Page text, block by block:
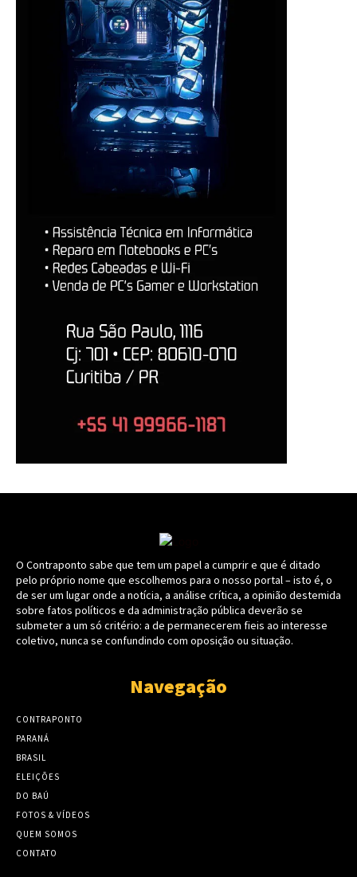
O Contraponto sabe que tem um papel a cumprir e que é ditado
pelo próprio nome que escolhemos para o nosso portal – isto é, o
de ser um lugar onde a notícia, a análise crítica, a opinião destemida
sobre fatos políticos e da administração pública deverão se
submeter a um só critério: a de permanecerem fieis ao interesse
coletivo, nunca se confundindo com oposição ou situação.
Navegação
CONTRAPONTO
PARANÁ
BRASIL
ELEIÇÕES
DO BAÚ
FOTOS & VÍDEOS
QUEM SOMOS
CONTATO